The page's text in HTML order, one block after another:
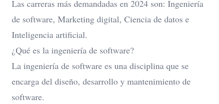
Las carreras más demandadas en 2024 son: Ingeniería
de software, Marketing digital, Ciencia de datos e
Inteligencia artificial.
¿Qué es la ingeniería de software?
La ingeniería de software es una disciplina que se
encarga del diseño, desarrollo y mantenimiento de
software.